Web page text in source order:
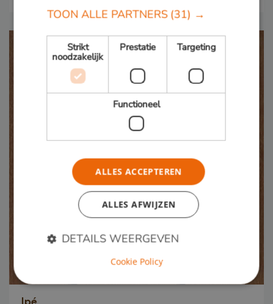
TOON ALLE PARTNERS (31) →
Strikt
noodzakelijk
Prestatie Targeting
Functioneel
ALLES ACCEPTEREN
ALLES AFWIJZEN
DETAILS WEERGEVEN
Cookie Policy